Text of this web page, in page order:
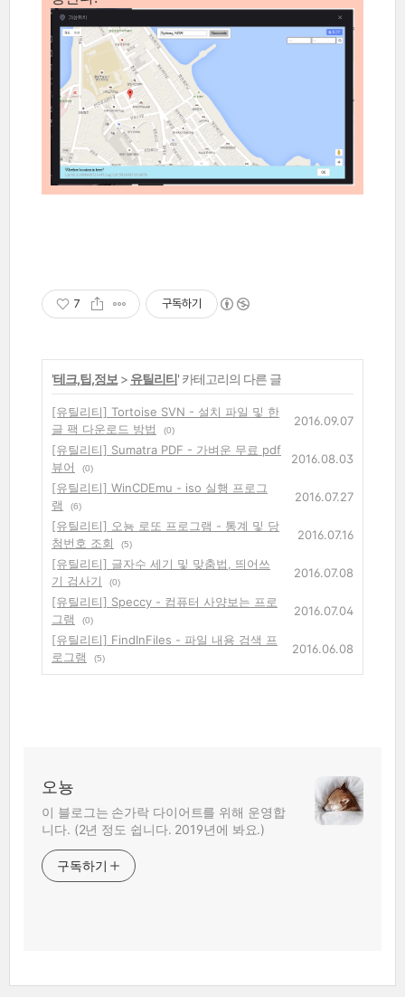
7 구독하기
'테크,팁,정보 > 유틸리티' 카테고리의 다른 글
[유틸리티] Tortoise SVN - 설치 파일 및 한
글 팩 다운로드 방법
(0)
2016.09.07
[유틸리티] Sumatra PDF - 가벼운 무료 pdf
뷰어
(0)
2016.08.03
[유틸리티] WinCDEmu - iso 실행 프로그
램
(6)
2016.07.27
[유틸리티] 오뇽 로또 프로그램 - 통계 및 당
첨번호 조회
(5)
2016.07.16
[유틸리티] 글자수 세기 및 맞춤법, 띄어쓰
기 검사기
(0)
2016.07.08
[유틸리티] Speccy - 컴퓨터 사양보는 프로
그램
(0)
2016.07.04
[유틸리티] FindInFiles - 파일 내용 검색 프
로그램
(5)
2016.06.08
오뇽
이 블로그는 손가락 다이어트를 위해 운영합
니다. (2년 정도 쉽니다. 2019년에 봐요.)
구독하기